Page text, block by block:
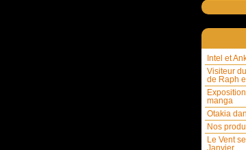
Intel et
Visiteur
de Raph
manga
Otakia
Nos
Le Vent
Janvier